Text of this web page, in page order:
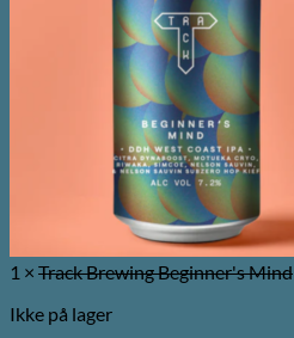
1 × Track Brewing Beginner's Mind
Ikke på lager